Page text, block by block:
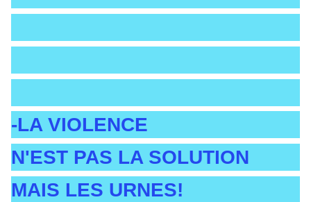
-LA VIOLENCE
N'EST PAS LA SOLUTION
MAIS LES URNES!